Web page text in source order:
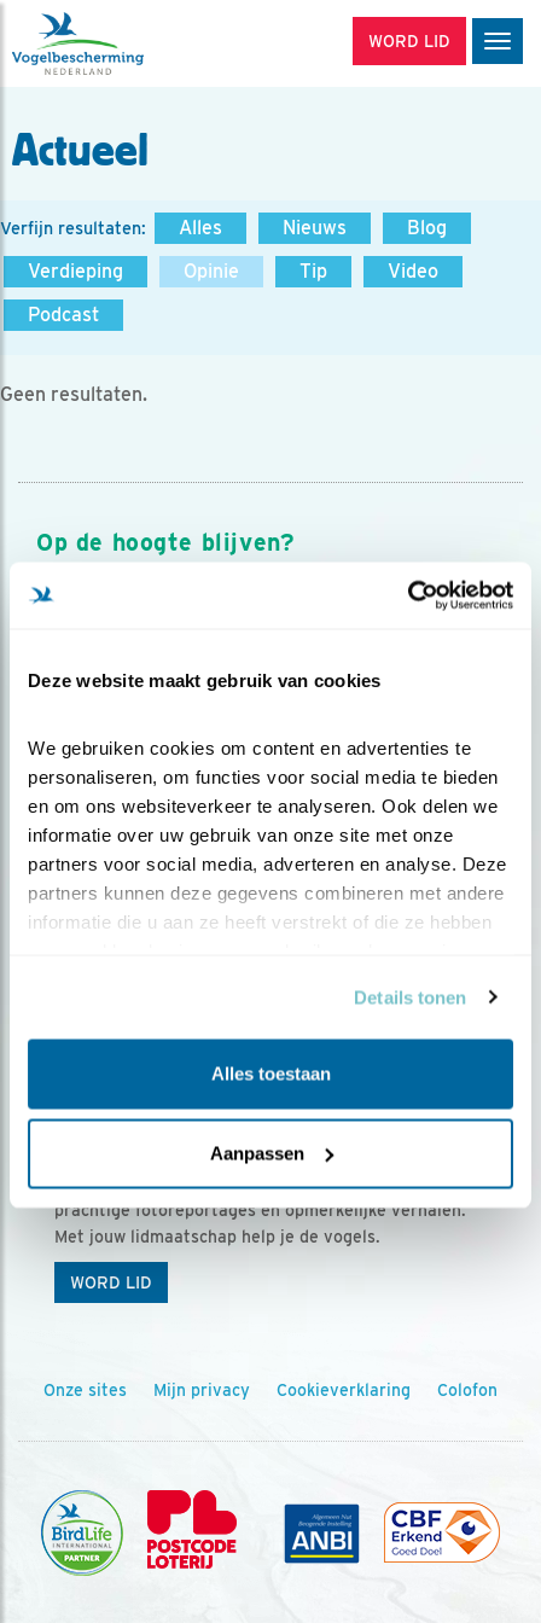
Deze website maakt gebruik van cookies
We gebruiken cookies om content en advertenties te
personaliseren, om functies voor social media te bieden
en om ons websiteverkeer te analyseren. Ook delen we
informatie over uw gebruik van onze site met onze
partners voor social media, adverteren en analyse. Deze
partners kunnen deze gegevens combineren met andere
informatie die u aan ze heeft verstrekt of die ze hebben
Details tonen
Alles toestaan
Aanpassen
WORD LID
Actueel
Verfijn resultaten: Alles Nieuws
Blog
Verdieping
Opinie Tip
Video
Podcast
Geen resultaten.
Op de hoogte blijven?
Meld je aan en ontvang nieuws, inspiratie, acties en tips
over vogels en activiteiten van Vogelbescherming.
Ontvang 5 x Vogels voor € 36,00 per jaar
Vogels is het tijdschrift voor onze leden, met
prachtige fotoreportages en opmerkelijke verhalen.
Met jouw lidmaatschap help je de vogels.
WORD LID
Onze sites Mijn privacy Cookieverklaring Colofon